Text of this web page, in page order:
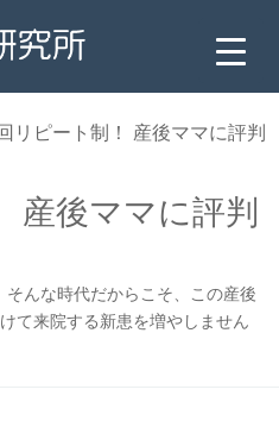
リピート制！ 産後ママに評判
産後ママに評判
そんな時代だからこそ、この産後
て来院する新患を増やしません